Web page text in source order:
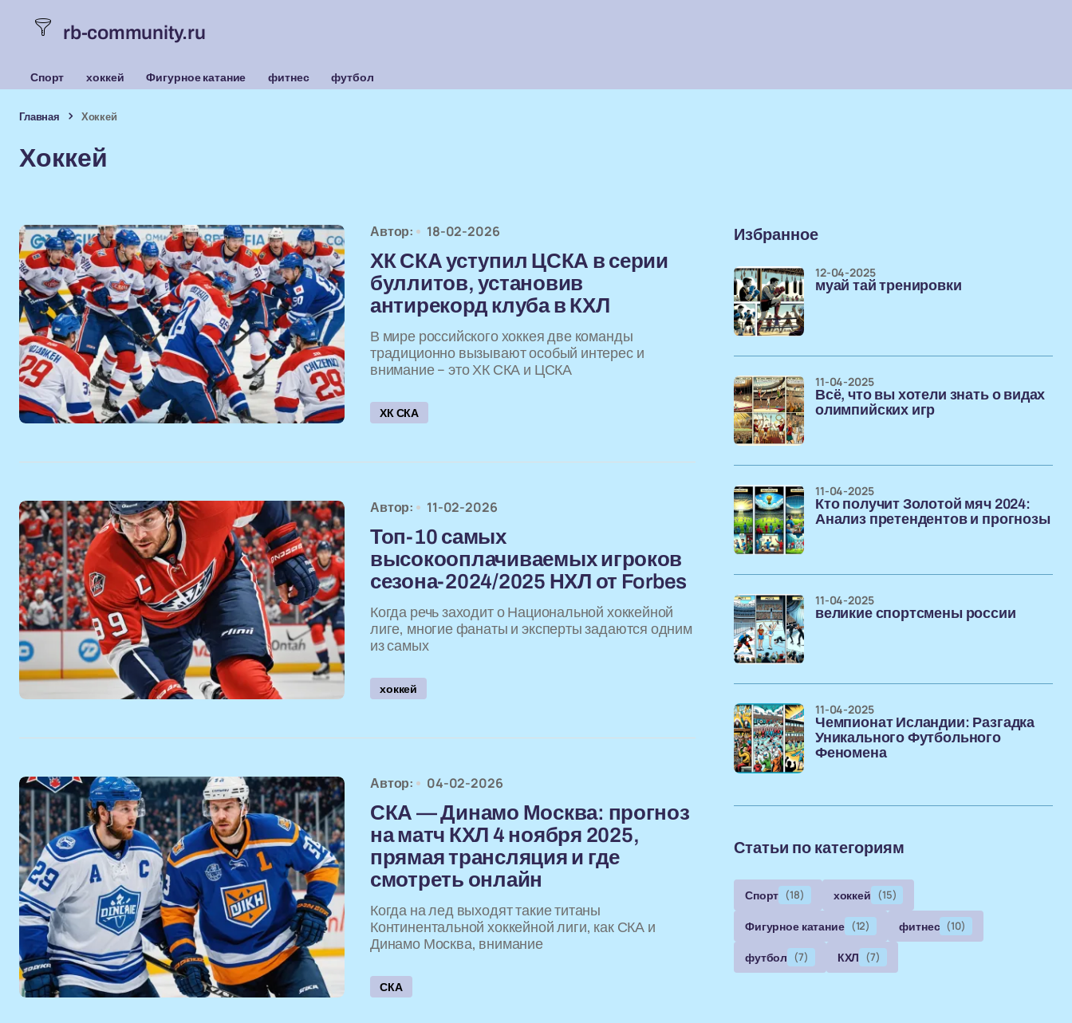
rb-community.ru
Спорт хоккей Фигурное катание фитнес футбол
Главная Хоккей
Хоккей
Автор: 18-02-2026
ХК СКА уступил ЦСКА в серии
буллитов, установив
антирекорд клуба в КХЛ
В мире российского хоккея две команды
традиционно вызывают особый интерес и
внимание – это ХК СКА и ЦСКА
ХК СКА
Автор: 11-02-2026
Топ-10 самых
высокооплачиваемых игроков
сезона-2024/2025 НХЛ от Forbes
Когда речь заходит о Национальной хоккейной
лиге, многие фанаты и эксперты задаются одним
из самых
хоккей
Автор: 04-02-2026
СКА — Динамо Москва: прогноз
на матч КХЛ 4 ноября 2025,
прямая трансляция и где
смотреть онлайн
Когда на лед выходят такие титаны
Континентальной хоккейной лиги, как СКА и
Динамо Москва, внимание
СКА
Избранное
муай тай тренировки
12-04-2025
Всё, что вы хотели знать о видах
олимпийских игр
11-04-2025
Кто получит Золотой мяч 2024:
Анализ претендентов и прогнозы
11-04-2025
великие спортсмены россии
11-04-2025
Чемпионат Исландии: Разгадка
Уникального Футбольного
Феномена
11-04-2025
Статьи по категориям
Спорт (18) хоккей (15)
Фигурное катание (12) фитнес (10)
футбол (7) КХЛ (7)